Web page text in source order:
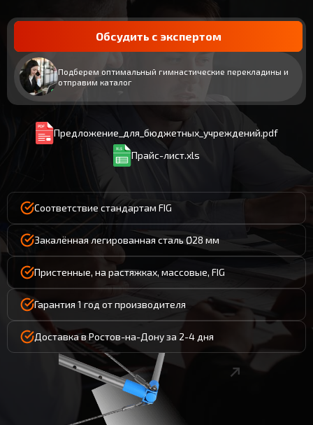
Обсудить с экспертом
Подберем оптимальный гимнастические перекладины и
отправим каталог
Предложение_для_бюджетных_учреждений.pdf
Прайс-лист.xls
Соответствие стандартам FIG
Закалённая легированная сталь Ø28 мм
Пристенные, на растяжках, массовые, FIG
Гарантия 1 год от производителя
Доставка в Ростов-на-Дону за 2-4 дня